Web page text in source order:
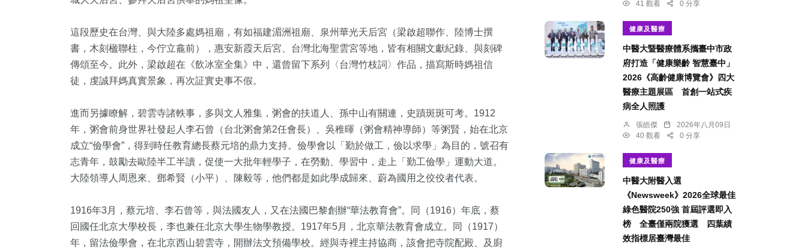
這段歷史在台灣、與大陸多處媽祖廟，有如福建湄洲祖廟、泉州華光天后宮（梁啟超聯作、陸博士撰
書，木刻楹聯柱，今佇立龕前），惠安新霞天后宮、台灣北海聖雲宮等地，皆有相關文獻紀錄、與刻碑
傳頌至今。此外，梁啟超在《飲冰室全集》中，還曾留下系列〈台灣竹枝詞〉作品，描寫斯時媽祖信
徒，虔誠拜媽真實景象，再次証實史事不假。
進而另據瞭解，碧雲寺諸軼事，多與文人雅集，粥會的扶道人、孫中山有關連，史蹟斑斑可考。1912
年，粥會前身世界社發起人李石曾（台北粥會第2任會長）、吳稚暉（粥會精神導師）等粥賢，始在北京
成立“儉學會”，得到時任教育總長蔡元培的鼎力支持。儉學會以「勤於做工，儉以求學」為目的，號召有
志青年，鼓勵去歐陸半工半讀，促使一大批年輕學子，在勞動、學習中，走上「勤工儉學」運動大道。
大陸領導人周恩來、鄧希賢（小平）、陳毅等，他們都是如此學成歸來、蔚為國用之佼佼者代表。
1916年3月，蔡元培、李石曾等，與法國友人，又在法國巴黎創辦“華法教育會”。同（1916）年底，蔡
回國任北京大學校長，李也兼任北京大學生物學教授。1917年5月，北京華法教育會成立。同（1917）
年，留法儉學會，在北京西山碧雲寺，開辦法文預備學校。經與寺裡主持協商，該會把寺院配殿、及廚
41 觀看
0 分享
健康及醫療
中醫大暨醫療體系攜臺中市政
府打造「健康樂齡 智慧臺中」
2026《高齡健康博覽會》四大
醫療主題展區 首創一站式疾
病全人照護
張皓傑
2026年八月09日
40 觀看
0 分享
健康及醫療
中醫大附醫入選
《Newsweek》2026全球最佳
綠色醫院250強 首屆評選即入
榜 全臺僅兩院獲選 四葉績
效指標居臺灣最佳